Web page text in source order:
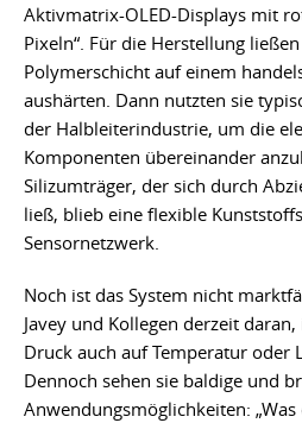
Aktivmatrix-OLED-Displays mit
Pixeln“. Für die Herstellung
Polymerschicht auf einem
aushärten. Dann nutzten sie
der Halbleiterindustrie, um die
Komponenten übereinander
Silizumträger, der sich durch
ließ, blieb eine flexible
Sensornetzwerk.
Noch ist das System nicht
Javey und Kollegen derzeit
Druck auch auf Temperatur oder
Dennoch sehen sie baldige und
Anwendungsmöglichkeiten: „Was